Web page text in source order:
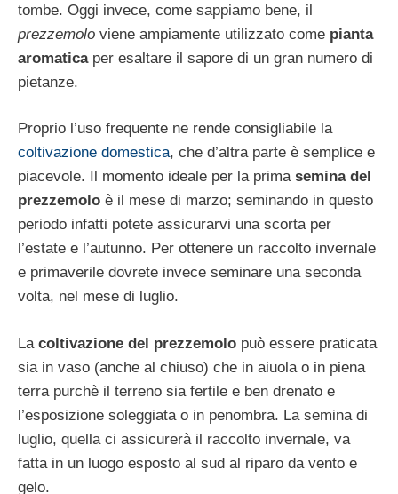
tombe. Oggi invece, come sappiamo bene, il
prezzemolo viene ampiamente utilizzato come pianta
aromaticaper esaltare il sapore di un gran numero di
pietanze.
Proprio l’uso frequente ne rende consigliabile la
coltivazione domestica, che d’altra parte è semplice e
piacevole. Il momento ideale per la prima semina del
prezzemolo è il mese di marzo; seminando in questo
periodo infatti potete assicurarvi una scorta per
l’estate e l’autunno. Per ottenere un raccolto invernale
e primaverile dovrete invece seminare una seconda
volta, nel mese di luglio.
La coltivazione del prezzemolo può essere praticata
sia in vaso (anche al chiuso) che in aiuola o in piena
terra purchè il terreno sia fertile e ben drenato e
l’esposizione soleggiata o in penombra. La semina di
luglio, quella ci assicurerà il raccolto invernale, va
fatta in un luogo esposto al sud al riparo da vento e
gelo.